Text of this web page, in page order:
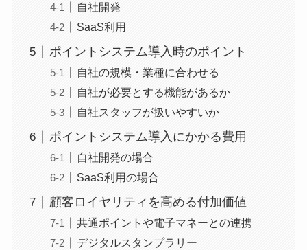
自社開発
SaaS利用
ポイントシステム導入時のポイント
自社の規模・業種に合わせる
自社が必要とする機能があるか
自社スタッフが扱いやすいか
ポイントシステム導入にかかる費用
自社開発の場合
SaaS利用の場合
顧客ロイヤリティを高める付加価値
共通ポイントや電子マネーとの連携
デジタルスタンプラリー